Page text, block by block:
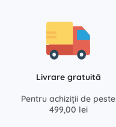
Livrare gratuită
Pentru achiziții de peste
499,00 lei